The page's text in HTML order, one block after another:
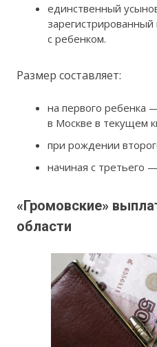
единственный
с ребенком.
Размер составляет:
на первого ребенка
в Москве в текущем
при рождении
начиная с третьего
«Громовские»
области